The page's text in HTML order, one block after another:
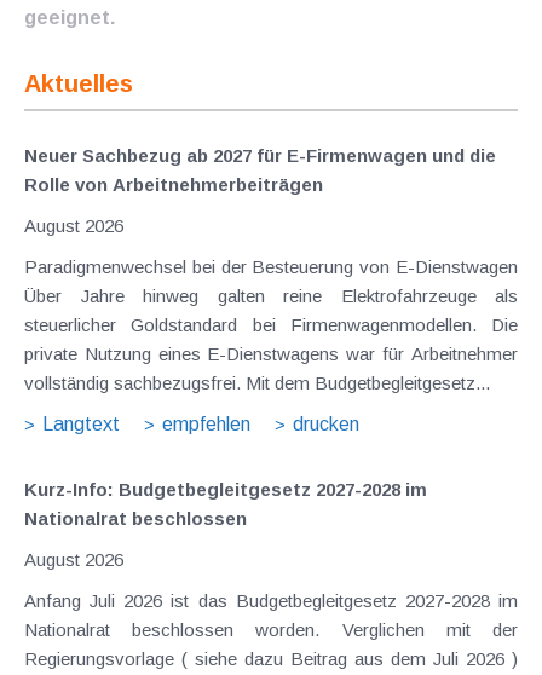
geeignet.
Aktuelles
Neuer Sachbezug ab 2027 für E-Firmenwagen und die
Rolle von Arbeitnehmer​­beiträgen
August 2026
Paradigmenwechsel bei der Besteuerung von E-Dienstwagen
Über Jahre hinweg galten reine Elektrofahrzeuge als
steuerlicher Goldstandard bei Firmenwagenmodellen. Die
private Nutzung eines E-Dienstwagens war für Arbeitnehmer
vollständig sachbezugsfrei. Mit dem Budgetbegleitgesetz...
Langtext
empfehlen drucken
Kurz-Info: Budgetbegleitgesetz 2027-2028 im
Nationalrat beschlossen
August 2026
Anfang Juli 2026 ist das Budgetbegleitgesetz 2027-2028 im
Nationalrat beschlossen worden. Verglichen mit der
Regierungsvorlage ( siehe dazu Beitrag aus dem Juli 2026 )